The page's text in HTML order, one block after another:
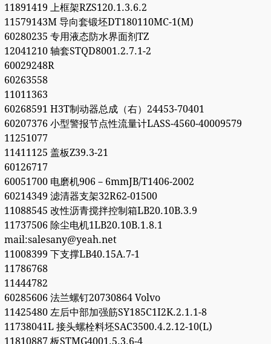
11891419 上框架RZS120.1.3.6.2
11579143M 导向套锻坯DT180110MC-1(M)
60280235 专用液态防水界面剂TZ
12041210 轴套STQD8001.2.7.1-2
60029248R
60263558
11011363
60268591 H3T制动器总成（右）24453-70401
60207376 小型警报节点性流量计LASS-4560-40009579
11251077
11411125 盖板Z39.3-21
60126717
60051700 电磨机906－6mmJB/T1406-2002
60214349 滤清器支架32R62-01500
11088545 改性沥青搅拌控制箱LB20.10B.3.9
11737506 除尘电机1LB20.10B.1.8.1
mail:salesany@yeah.net
11008399 下支撑LB40.15A.7-1
11786768
11444782
60285606 法兰螺钉20730864 Volvo
11425480 左后中部加强筋SY185C1I2K.2.1.1-8
11738041L 接头螺栓料坯SAC3500.4.2.12-10(L)
11810887 板STMG4001.5.3.6-4